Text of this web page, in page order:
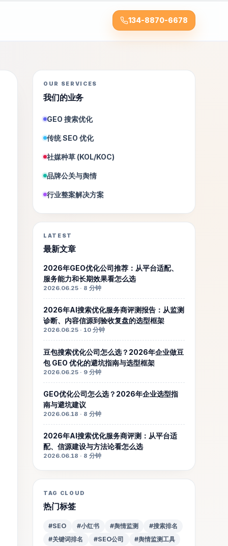
134-8870-6678
OUR SERVICES
我们的业务
GEO 搜索优化
传统 SEO 优化
社媒种草 (KOL/KOC)
品牌公关与舆情
行业整案解决方案
LATEST
最新文章
2026年GEO优化公司推荐：从平台适配、
服务能力和长期效果看怎么选
2026.06.25 · 8 分钟
2026年AI搜索优化服务商评测报告：从监测
诊断、内容信源到验收复盘的选型框架
2026.06.25 · 10 分钟
豆包搜索优化公司怎么选？2026年企业做豆
包 GEO 优化的避坑指南与选型框架
2026.06.25 · 9 分钟
GEO优化公司怎么选？2026年企业选型指
南与避坑建议
2026.06.18 · 8 分钟
2026年AI搜索优化服务商评测：从平台适
配、信源建设与方法论看怎么选
2026.06.18 · 8 分钟
TAG CLOUD
热门标签
#SEO #小红书 #舆情监测
#搜索排名
#关键词排名
#SEO公司
#舆情监测工具